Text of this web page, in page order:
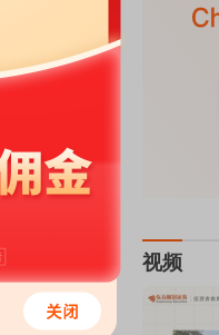
和方式完
效替代，因
重要制度保
客户参与市
内在逻辑、
提高了买方
视频